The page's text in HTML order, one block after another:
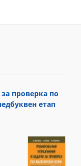
проверка по
етап